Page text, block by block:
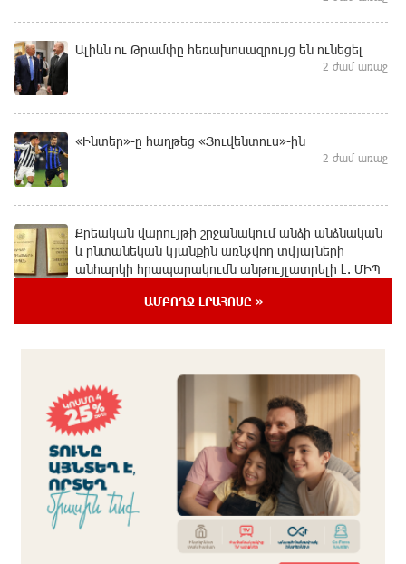
Ալիևն ու Թրամփը հեռախոսազրույց են ունեցել
2 ժամ առաջ
«Ինտեր»-ը հաղթեց «Յուվենտուս»-ին
2 ժամ առաջ
Քրեական վարույթի շրջանակում անձի անձնական
և ընտանեկան կյանքին առնչվող տվյալների
անհարկի հրապարակումն անթույլատրելի է. ՄԻՊ
հնարավորությունները
մեկ ժամ առաջ
Հրդեհի ահազանգ Սայաթ-Նովա պողոտայում.
շենքից տարհանվել է 5 բնակիչ
մեկ ժամ առաջ
Ճապոնական Յակիշիմե կերամիկայի
ցուցահանդեսը երկարաձգվել է մինչև օգոստոսի
ԱՄԲՈՂՋ ԼՐԱՀՈՍԸ »